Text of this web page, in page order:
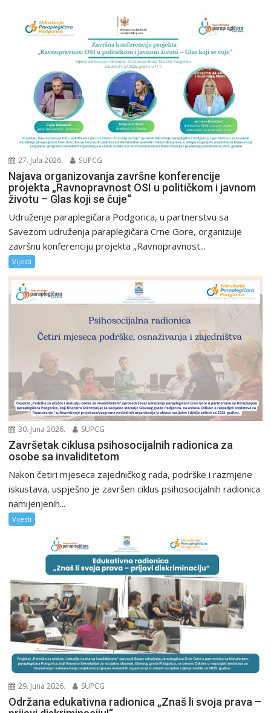
27. Jula 2026. SUPCG
Najava organizovanja završne konferencije
projekta „Ravnopravnost OSI u političkom i javnom
životu – Glas koji se čuje“
Udruženje paraplegičara Podgorica, u partnerstvu sa
Savezom udruženja paraplegičara Crne Gore, organizuje
završnu konferenciju projekta „Ravnopravnost...
Vijesti
30. Juna 2026. SUPCG
Završetak ciklusa psihosocijalnih radionica za
osobe sa invaliditetom
Nakon četiri mjeseca zajedničkog rada, podrške i razmjene
iskustava, uspješno je završen ciklus psihosocijalnih radionica
namijenjenih...
Vijesti
29. Juna 2026. SUPCG
Održana edukativna radionica „Znaš li svoja prava –